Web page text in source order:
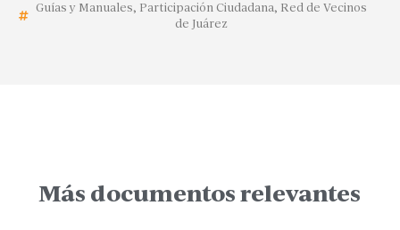
Guías y Manuales, Participación Ciudadana, Red de Vecinos
de Juárez
Más documentos relevantes